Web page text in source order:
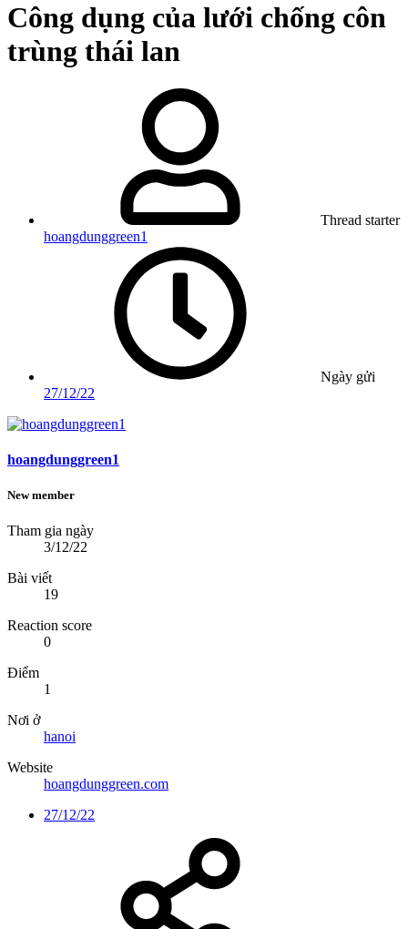
Công dụng của lưới chống côn
trùng thái lan
Thread starter
hoangdunggreen1
Ngày gửi
27/12/22
hoangdunggreen1
New member
Tham gia ngày
3/12/22
Bài viết
19
Reaction score
0
Điểm
1
Nơi ở
hanoi
Website
hoangdunggreen.com
27/12/22